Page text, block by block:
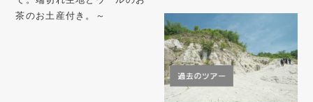
茶のお土産付き。～